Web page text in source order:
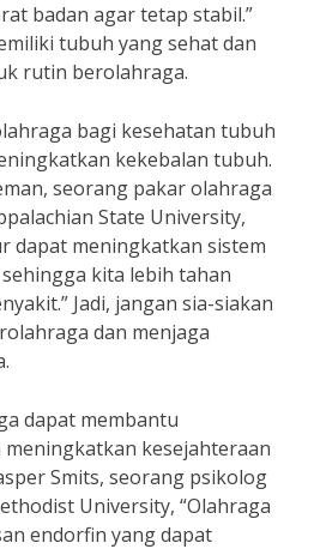
badan agar tetap stabil.”
tubuh yang sehat dan
rutin berolahraga.
bagi kesehatan tubuh
kekebalan tubuh.
seorang pakar olahraga
State University,
dapat meningkatkan sistem
kita lebih tahan
Jadi, jangan sia-siakan
dan menjaga
dapat membantu
kesejahteraan
Smits, seorang psikolog
University, “Olahraga
endorfin yang dapat